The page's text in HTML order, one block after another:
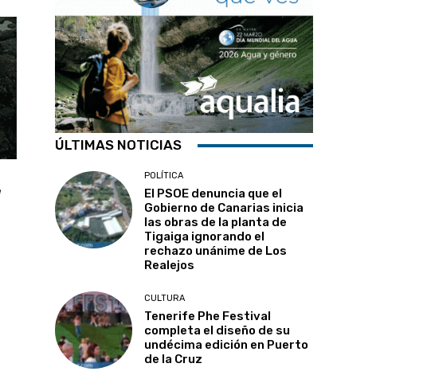
ÚLTIMAS NOTICIAS
POLÍTICA
El PSOE denuncia que el
Gobierno de Canarias inicia
las obras de la planta de
Tigaiga ignorando el
rechazo unánime de Los
Realejos
CULTURA
Tenerife Phe Festival
completa el diseño de su
undécima edición en Puerto
de la Cruz